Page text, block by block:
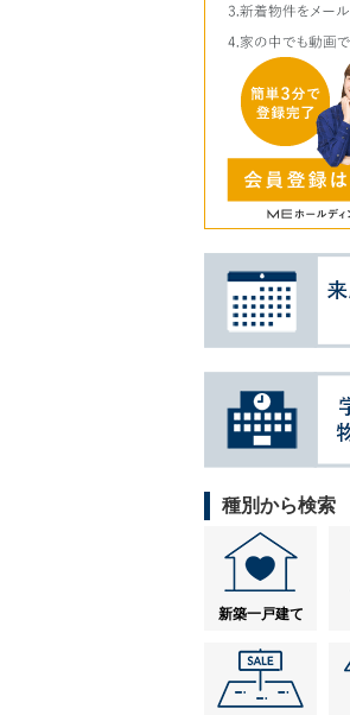
種別から検索
新築一戸建て